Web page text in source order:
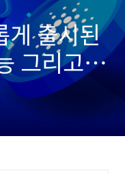
게 출시된
그리고